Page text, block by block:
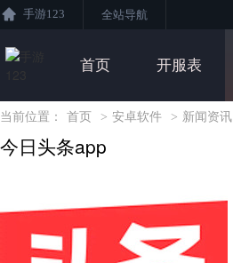
手游123 全站导航
首页 开服表
当前位置： 首页 > 安卓软件 > 新闻资讯
今日头条app